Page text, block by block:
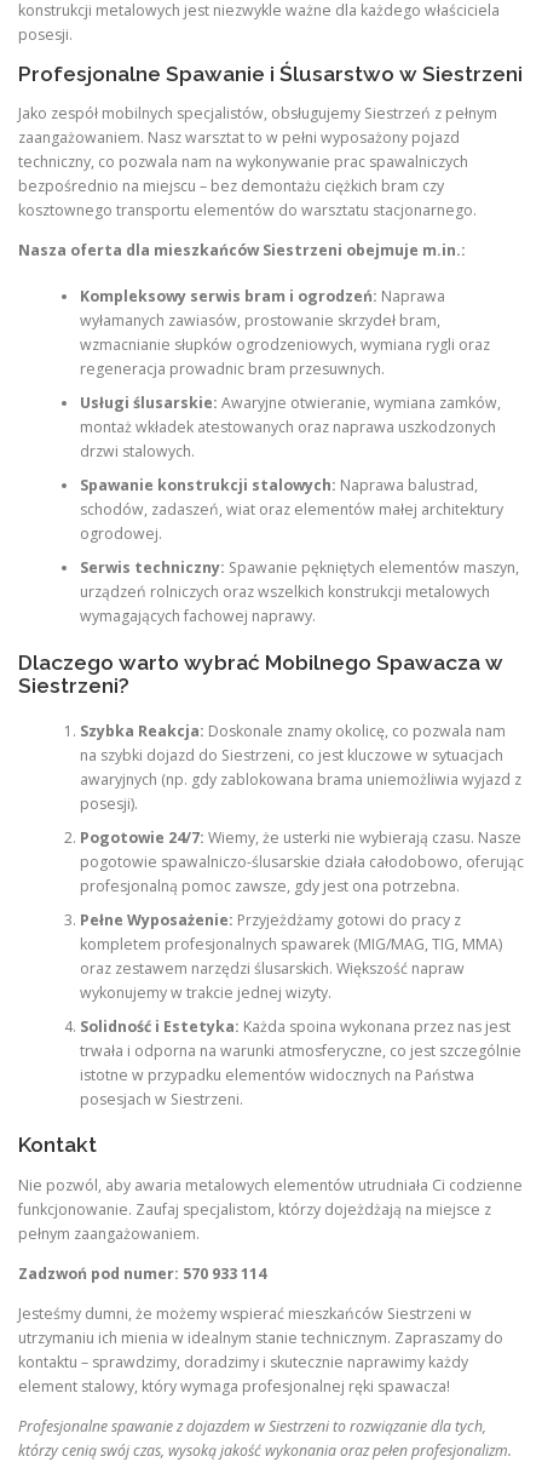
konstrukcji metalowych jest niezwykle ważne dla każdego właściciela
posesji.
Profesjonalne Spawanie i Ślusarstwo w Siestrzeni
Jako zespół mobilnych specjalistów, obsługujemy Siestrzeń z pełnym
zaangażowaniem. Nasz warsztat to w pełni wyposażony pojazd
techniczny, co pozwala nam na wykonywanie prac spawalniczych
bezpośrednio na miejscu – bez demontażu ciężkich bram czy
kosztownego transportu elementów do warsztatu stacjonarnego.
Nasza oferta dla mieszkańców Siestrzeni obejmuje m.in.:
Kompleksowy serwis bram i ogrodzeń: Naprawa
wyłamanych zawiasów, prostowanie skrzydeł bram,
wzmacnianie słupków ogrodzeniowych, wymiana rygli oraz
regeneracja prowadnic bram przesuwnych.
Usługi ślusarskie: Awaryjne otwieranie, wymiana zamków,
montaż wkładek atestowanych oraz naprawa uszkodzonych
drzwi stalowych.
Spawanie konstrukcji stalowych: Naprawa balustrad,
schodów, zadaszeń, wiat oraz elementów małej architektury
ogrodowej.
Serwis techniczny: Spawanie pękniętych elementów maszyn,
urządzeń rolniczych oraz wszelkich konstrukcji metalowych
wymagających fachowej naprawy.
Dlaczego warto wybrać Mobilnego Spawacza w
Siestrzeni?
Szybka Reakcja: Doskonale znamy okolicę, co pozwala nam
na szybki dojazd do Siestrzeni, co jest kluczowe w sytuacjach
awaryjnych (np. gdy zablokowana brama uniemożliwia wyjazd z
posesji).
Pogotowie 24/7: Wiemy, że usterki nie wybierają czasu. Nasze
pogotowie spawalniczo-ślusarskie działa całodobowo, oferując
profesjonalną pomoc zawsze, gdy jest ona potrzebna.
Pełne Wyposażenie: Przyjeżdżamy gotowi do pracy z
kompletem profesjonalnych spawarek (MIG/MAG, TIG, MMA)
oraz zestawem narzędzi ślusarskich. Większość napraw
wykonujemy w trakcie jednej wizyty.
Solidność i Estetyka: Każda spoina wykonana przez nas jest
trwała i odporna na warunki atmosferyczne, co jest szczególnie
istotne w przypadku elementów widocznych na Państwa
posesjach w Siestrzeni.
Kontakt
Nie pozwól, aby awaria metalowych elementów utrudniała Ci codzienne
funkcjonowanie. Zaufaj specjalistom, którzy dojeżdżają na miejsce z
pełnym zaangażowaniem.
Zadzwoń pod numer: 570 933 114
Jesteśmy dumni, że możemy wspierać mieszkańców Siestrzeni w
utrzymaniu ich mienia w idealnym stanie technicznym. Zapraszamy do
kontaktu – sprawdzimy, doradzimy i skutecznie naprawimy każdy
element stalowy, który wymaga profesjonalnej ręki spawacza!
Profesjonalne spawanie z dojazdem w Siestrzeni to rozwiązanie dla tych,
którzy cenią swój czas, wysoką jakość wykonania oraz pełen profesjonalizm.